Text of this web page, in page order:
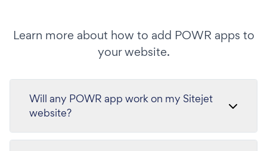
Learn more about how to add POWR apps to
your website.
Will any POWR app work on my Sitejet
website?